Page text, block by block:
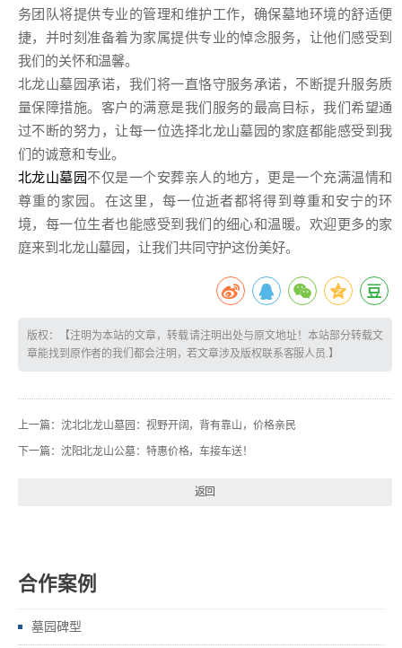
务团队将提供专业的管理和维护工作，确保墓地环境的舒适便
捷，并时刻准备着为家属提供专业的悼念服务，让他们感受到
我们的关怀和温馨。
北龙山墓园承诺，我们将一直恪守服务承诺，不断提升服务质
量保障措施。客户的满意是我们服务的最高目标，我们希望通
过不断的努力，让每一位选择北龙山墓园的家庭都能感受到我
们的诚意和专业。
北龙山墓园不仅是一个安葬亲人的地方，更是一个充满温情和
尊重的家园。在这里，每一位逝者都将得到尊重和安宁的环
境，每一位生者也能感受到我们的细心和温暖。欢迎更多的家
庭来到北龙山墓园，让我们共同守护这份美好。
版权：【注明为本站的文章，转载请注明出处与原文地址！本站部分转载文
章能找到原作者的我们都会注明，若文章涉及版权联系客服人员.】
上一篇： 沈北北龙山墓园：视野开阔，背有靠山，价格亲民
下一篇： 沈阳北龙山公墓：特惠价格，车接车送！
返回
合作案例
墓园碑型